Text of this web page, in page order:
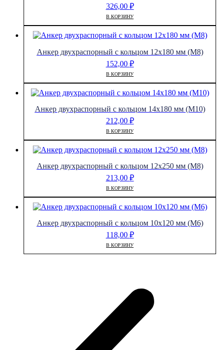
326,00 ₽
В КОРЗИНУ
Анкер двухраспорный с кольцом 12х180 мм (М8)
152,00 ₽
В КОРЗИНУ
Анкер двухраспорный с кольцом 14х180 мм (М10)
212,00 ₽
В КОРЗИНУ
Анкер двухраспорный с кольцом 12х250 мм (М8)
213,00 ₽
В КОРЗИНУ
Анкер двухраспорный с кольцом 10х120 мм (М6)
118,00 ₽
В КОРЗИНУ